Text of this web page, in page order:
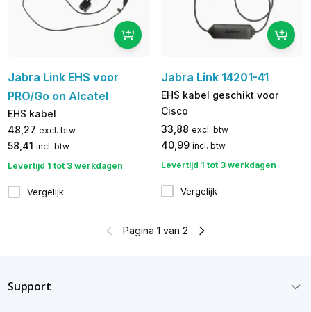
Jabra Link EHS voor
PRO/Go on Alcatel
EHS kabel
48,27 excl. btw
58,41 incl. btw
Levertijd 1 tot 3 werkdagen
Vergelijk
Jabra Link 14201-41
EHS kabel geschikt voor
Cisco
33,88 excl. btw
40,99 incl. btw
Levertijd 1 tot 3 werkdagen
Vergelijk
Pagina 1 van 2
Support